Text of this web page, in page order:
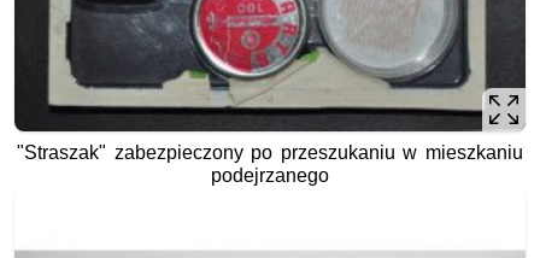
"Straszak" zabezpieczony po przeszukaniu w mieszkaniu
podejrzanego